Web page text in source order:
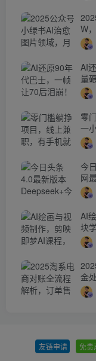
W
AI
量
零
一
今
网
AI
块
金
友链申请 免责